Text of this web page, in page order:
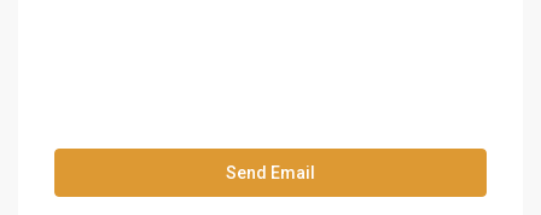
Send Email